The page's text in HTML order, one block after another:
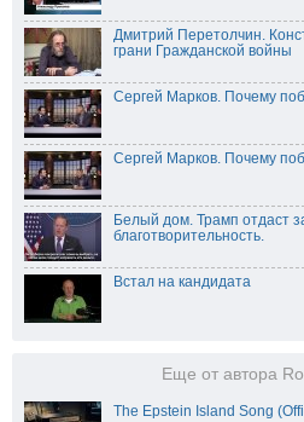
Дмитрий Перетолчин.
грани Гражданской войны
Сергей Марков. Почему
Сергей Марков. Почему
Белый дом. Трамп отдаст
благотворительность.
Встал на кандидата
Еще от автора
The Epstein Island Song